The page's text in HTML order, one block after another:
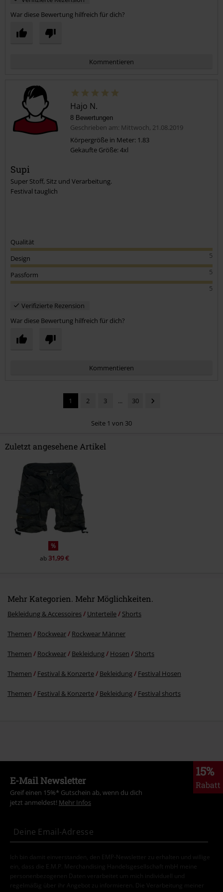
Ist schon ein bisschen ärgerlich.
Dafür sitzt die Hose gut und der Stoff schmiegt sich super an.
War diese Bewertung hilfreich für dich?
Kommentieren
Kommentar jetzt abschicken!
Hajo N.
8 Bewertungen
Geschrieben am: Mittwoch, 21.08.2019
Körpergröße in Meter: 1.83
Gekaufte Größe: 4xl
Supi
Super Stoff, Sitz und Verarbeitung.
Festival tauglich
Qualität
5
Design
5
Passform
5
Verifizierte Rezension
War diese Bewertung hilfreich für dich?
Kommentieren
Kommentar jetzt abschicken!
1 2 3 ... 30
Seite 1 von 30
Zuletzt angesehene Artikel
%
ab31,99 €
Mehr Kategorien. Mehr Möglichkeiten.
Bekleidung & Accessoires Unterteile Shorts
Themen Rockwear Rockwear Männer
Themen Rockwear Bekleidung Hosen Shorts
Themen Festival & Konzerte Bekleidung Festival Hosen
Themen Festival & Konzerte Bekleidung Festival shorts
15%
Rabatt
E-Mail Newsletter
Greif einen 15%* Gutschein ab, wenn du dich
jetzt anmeldest! Mehr Infos
Ich bin damit einverstanden, den EMP-Newsletter zu erhalten und willige
ein, dass die E.M.P. Merchandising Handelsgesellschaft mbH meine
personenbezogenen Daten verarbeitet um mich individuell und
regelmäßig über ihr Angebot zu informieren. Die Verarbeitung meiner